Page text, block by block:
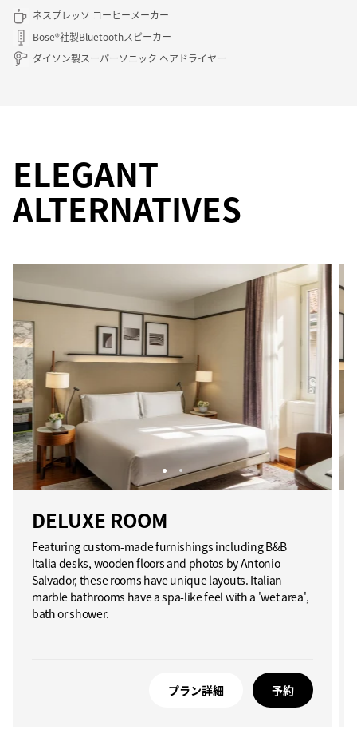
ネスプレッソ コーヒーメーカー
Bose®社製Bluetoothスピーカー
ダイソン製スーパーソニック ヘアドライヤー
ELEGANT
ALTERNATIVES
DELUXE ROOM
Featuring custom-made furnishings including B&B
Italia desks, wooden floors and photos by Antonio
Salvador, these rooms have unique layouts. Italian
marble bathrooms have a spa-like feel with a 'wet area',
bath or shower.
プラン詳細 予約